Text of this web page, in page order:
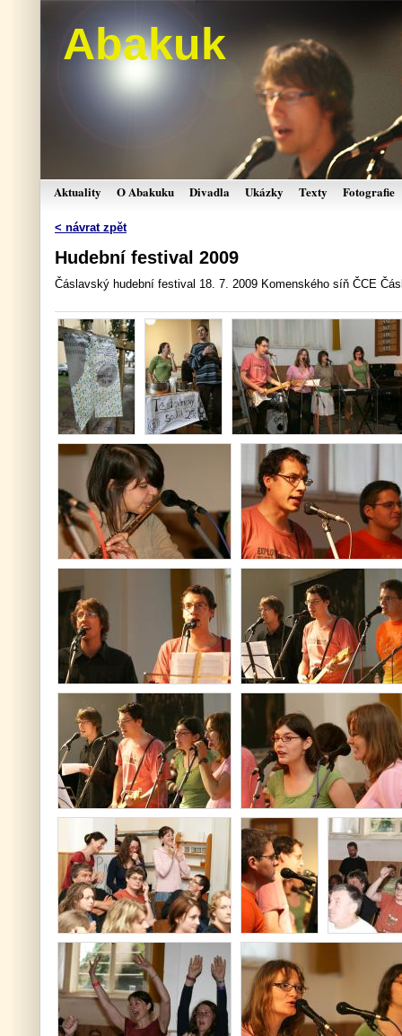
Abakuk
Aktuality O Abakuku Divadla Ukázky Texty Fotografie
< návrat zpět
Hudební festival 2009
Čáslavský hudební festival 18. 7. 2009 Komenského síň ČCE